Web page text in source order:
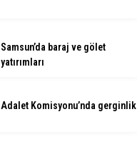
Samsun’da baraj ve gölet
yatırımları
Adalet Komisyonu’nda gerginlik